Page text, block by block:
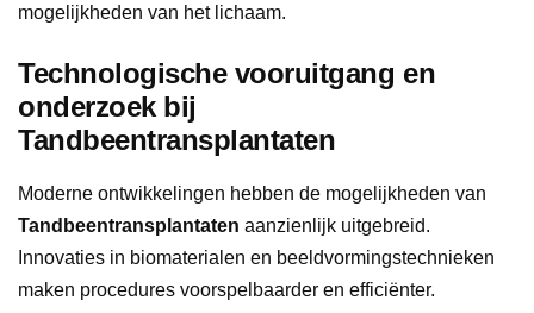
mogelijkheden van het lichaam.
Technologische vooruitgang en
onderzoek bij
Tandbeentransplantaten
Moderne ontwikkelingen hebben de mogelijkheden van
Tandbeentransplantaten aanzienlijk uitgebreid.
Innovaties in biomaterialen en beeldvormingstechnieken
maken procedures voorspelbaarder en efficiënter.